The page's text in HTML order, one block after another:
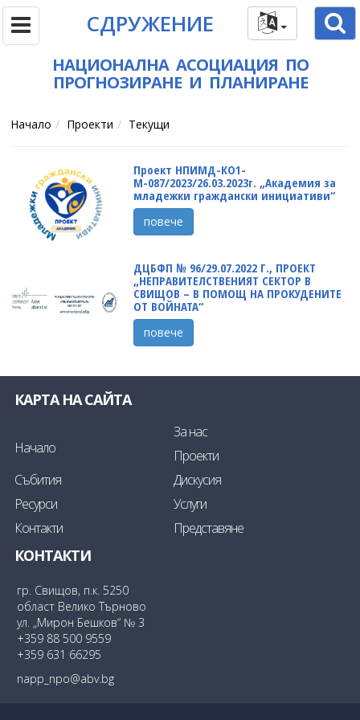
СДРУЖЕНИЕ
НАЦИОНАЛНА АСОЦИАЦИЯ ПО
ПРОГНОЗИРАНЕ И ПЛАНИРАНЕ
Начало Проекти Текущи
Проект НПИМД-КО1-
М-087/2023/26.03.2023г. „Академия за
младежки граждански инициативи“
повече
ДЦБФП № 96/29.07.2022 Г., ПРОЕКТ
„НЕПРАВИТЕЛСТВЕНИЯТ СЕКТОР В
СВИЩОВ – В ПОМОЩ НА ПРОКУДЕНИТЕ
ОТ ВОЙНАТА“
повече
КАРТА НА САЙТА
Начало
За нас
Проекти
Събития
Дискусия
Ресурси
Услуги
Контакти
Представяне
КОНТАКТИ
гр. Свищов, п.к. 5250
област Велико Търново
ул. „Мирон Бешков“ № 3
+359 88 500 9559
+359 631 66295
napp_npo@abv.bg